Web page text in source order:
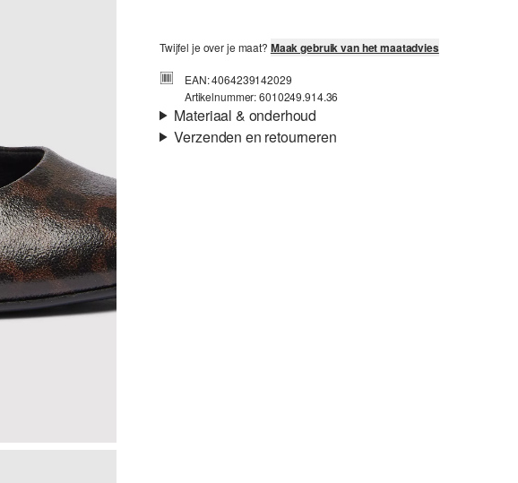
Twijfel je over je maat? Maak gebruik van het maatadvies
EAN: 4064239142029
Artikelnummer: 6010249.914.36
Materiaal & onderhoud
Verzenden en retourneren